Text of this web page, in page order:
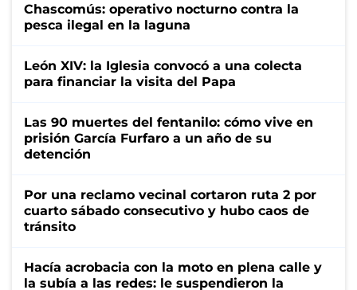
Chascomús: operativo nocturno contra la
pesca ilegal en la laguna
León XIV: la Iglesia convocó a una colecta
para financiar la visita del Papa
Las 90 muertes del fentanilo: cómo vive en
prisión García Furfaro a un año de su
detención
Por una reclamo vecinal cortaron ruta 2 por
cuarto sábado consecutivo y hubo caos de
tránsito
Hacía acrobacia con la moto en plena calle y
la subía a las redes: le suspendieron la